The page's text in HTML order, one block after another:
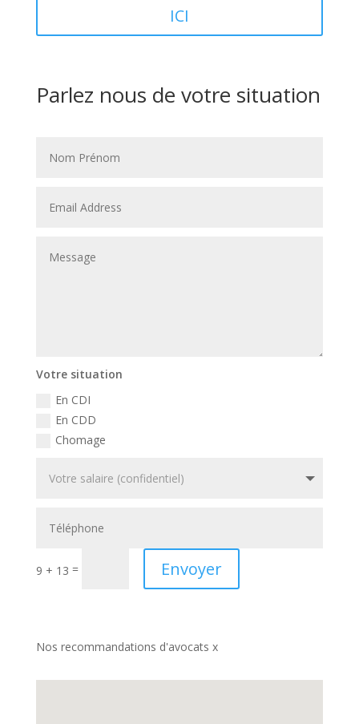
ICI
Parlez nous de votre situation
Votre situation
En CDI
En CDD
Chomage
9 + 13 = Envoyer
Nos recommandations d'avocats x